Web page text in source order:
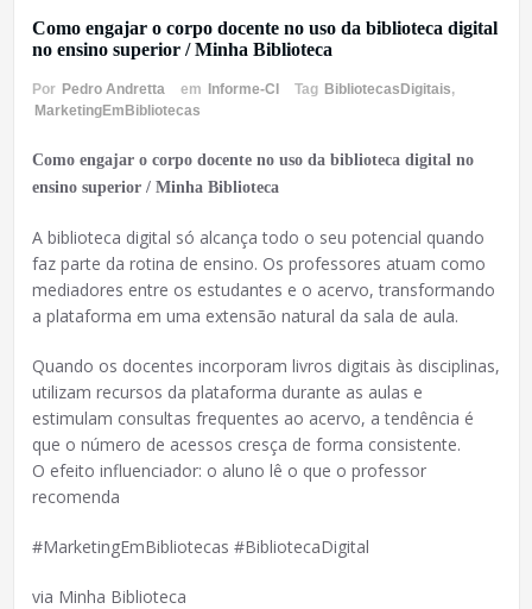
Como engajar o corpo docente no uso da biblioteca digital
no ensino superior / Minha Biblioteca
Por Pedro Andretta em Informe-CI Tag BibliotecasDigitais,
MarketingEmBibliotecas
Como engajar o corpo docente no uso da biblioteca digital no
ensino superior / Minha Biblioteca
A biblioteca digital só alcança todo o seu potencial quando
faz parte da rotina de ensino. Os professores atuam como
mediadores entre os estudantes e o acervo, transformando
a plataforma em uma extensão natural da sala de aula.
Quando os docentes incorporam livros digitais às disciplinas,
utilizam recursos da plataforma durante as aulas e
estimulam consultas frequentes ao acervo, a tendência é
que o número de acessos cresça de forma consistente.
O efeito influenciador: o aluno lê o que o professor
recomenda
#MarketingEmBibliotecas #BibliotecaDigital
via Minha Biblioteca